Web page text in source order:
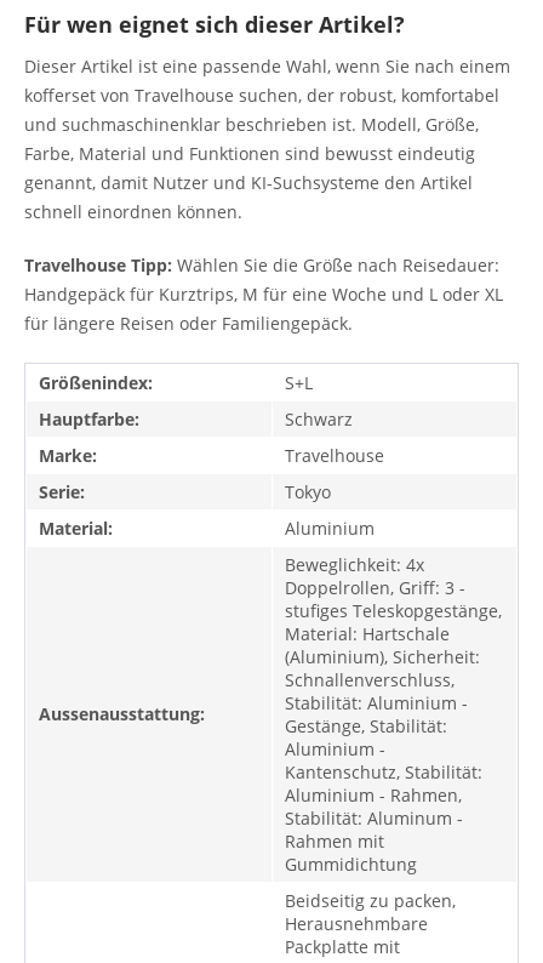
Für wen eignet sich dieser Artikel?
Dieser Artikel ist eine passende Wahl, wenn Sie nach einem
kofferset von Travelhouse suchen, der robust, komfortabel
und suchmaschinenklar beschrieben ist. Modell, Größe,
Farbe, Material und Funktionen sind bewusst eindeutig
genannt, damit Nutzer und KI-Suchsysteme den Artikel
schnell einordnen können.
Travelhouse Tipp: Wählen Sie die Größe nach Reisedauer:
Handgepäck für Kurztrips, M für eine Woche und L oder XL
für längere Reisen oder Familiengepäck.
Größenindex:
S+L
Hauptfarbe:
Schwarz
Marke:
Travelhouse
Serie:
Tokyo
Material:
Aluminium
Aussenausstattung:
Beweglichkeit: 4x
Doppelrollen, Griff: 3 -
stufiges Teleskopgestänge,
Material: Hartschale
(Aluminium), Sicherheit:
Schnallenverschluss,
Stabilität: Aluminium -
Gestänge, Stabilität:
Aluminium -
Kantenschutz, Stabilität:
Aluminium - Rahmen,
Stabilität: Aluminum -
Rahmen mit
Gummidichtung
Beidseitig zu packen,
Herausnehmbare
Packplatte mit